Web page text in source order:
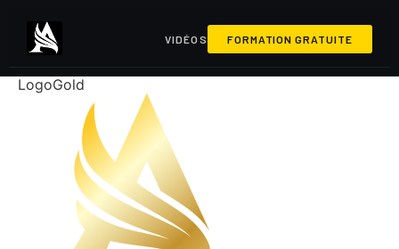
VIDÉOS FORMATION GRATUITE
LogoGold